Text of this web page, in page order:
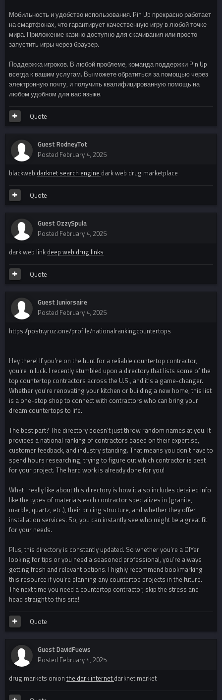
Мобильность и удобство использования. Pin Up прекрасно работает
на смартфонах, что гарантирует качественную игру в любой точке
мира. Приложение казино доступно для скачивания или просто
запустить игры через браузер.
Поддержка игроков. В любой проблеме, команда поддержки Pin Up
всегда к вашим услугам. Вы можете обратиться за помощью через
электронную почту, и получить квалифицированную помощь на
любом удобном для вас языке.
Quote
Guest RodneyTot
Posted February 4, 2025
blackweb darknet search engine dark web drug marketplace
Quote
Guest OzzySpula
Posted February 4, 2025
dark web link deep web drug links
Quote
Guest Juniorsaire
Posted February 4, 2025
https://postr.yruz.one/profile/nationalrankingcountertops
Hey there! If you're on the hunt for a reliable countertop contractor,
you're in luck. I recently stumbled upon a directory that lists some of the
top countertop contractors across the U.S., and it’s a game-changer.
Whether you're renovating your kitchen or building a new home, this list
is a one-stop shop to connect with contractors who can bring your
dream countertops to life.
The best part? The directory doesn’t just throw random names at you. It
provides a national ranking of contractors based on their expertise,
customer feedback, and industry standing. That means you don’t have to
spend hours researching, trying to figure out which contractor is best
for your project. The hard work is already done for you!
What I really like about this directory is how it also includes detailed info
like the types of materials each contractor specializes in (granite,
marble, quartz, etc.), their pricing structure, and whether they offer
installation services. So, you can instantly see who might be a great fit
for your needs.
Plus, this directory is constantly updated. So whether you’re a DIYer
looking for tips or you need a seasoned professional, you’re always
getting fresh and relevant options. I highly recommend bookmarking
this resource if you’re planning any countertop projects in the future.
The next time you need a countertop contractor, skip the stress and
head straight to this site!
Quote
Guest DavidFuews
Posted February 4, 2025
drug markets onion the dark internet darknet market